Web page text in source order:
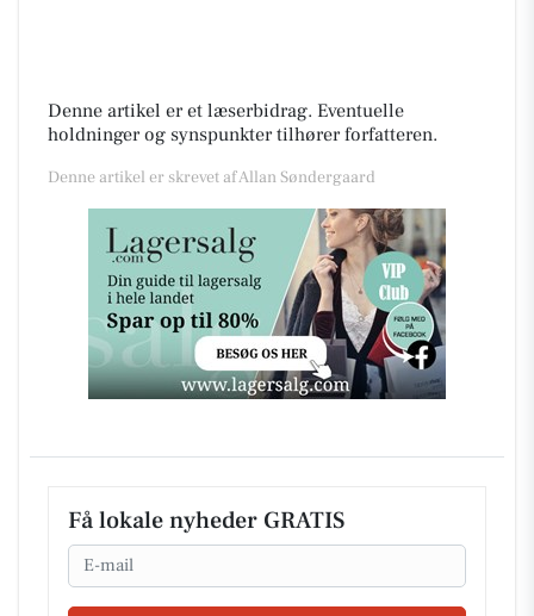
Denne artikel er et læserbidrag. Eventuelle
holdninger og synspunkter tilhører forfatteren.
Denne artikel er skrevet af Allan Søndergaard
Få lokale nyheder GRATIS
Email